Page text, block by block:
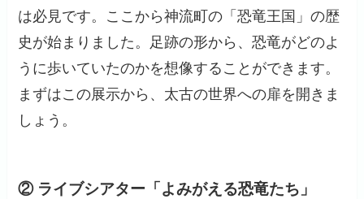
は必見です。ここから神流町の「恐竜王国」の歴
史が始まりました。足跡の形から、恐竜がどのよ
うに歩いていたのかを想像することができます。
まずはこの展示から、太古の世界への扉を開きま
しょう。
② ライブシアター「よみがえる恐竜たち」